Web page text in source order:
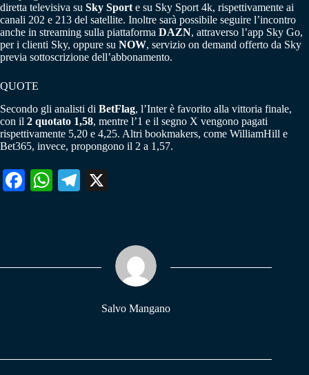
diretta televisiva su Sky Sport e su Sky Sport 4k, rispettivamente ai
canali 202 e 213 del satellite. Inoltre sarà possibile seguire l’incontro
anche in streaming sulla piattaforma DAZN, attraverso l’app Sky Go,
per i clienti Sky, oppure su NOW, servizio on demand offerto da Sky
previa sottoscrizione dell’abbonamento.
QUOTE
Secondo gli analisti di BetFlag, l’Inter è favorito alla vittoria finale,
con il 2 quotato 1,58, mentre l’1 e il segno X vengono pagati
rispettivamente 5,20 e 4,25. Altri bookmakers, come WilliamHill e
Bet365, invece, propongono il 2 a 1,57.
Fa W
pp
Te
m
Salvo Mangano